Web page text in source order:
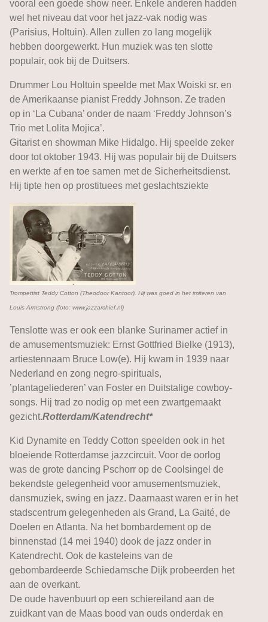
vooral een goede show neer. Enkele anderen hadden
wel het niveau dat voor het jazz-vak nodig was
(Parisius, Holtuin). Allen zullen zo lang mogelijk
hebben doorgewerkt. Hun muziek was ten slotte
populair, ook bij de Duitsers.
Drummer Lou Holtuin speelde met Max Woiski sr. en
de Amerikaanse pianist Freddy Johnson. Ze traden
op in ‘La Cubana’ onder de naam ‘Freddy Johnson’s
Trio met Lolita Mojica’.
Gitarist en showman Mike Hidalgo. Hij speelde zeker
door tot oktober 1943. Hij was populair bij de Duitsers
en werkte af en toe samen met de Sicherheitsdienst.
Hij tipte hen op prostituees met geslachtsziekte
Trompettist Teddy Cotton (Theodoor Kantoor). Hij was goed in het imiteren van
Louis Armstrong (foto: www.jazzarchief.nl)
Tenslotte was er ook een blanke Surinamer actief in
de amusementsmuziek: Ernst Gottfried Bielke (1913),
artiestennaam Bruce Low(e). Hij kwam in 1939 naar
Nederland en zong negro-spirituals,
’plantageliederen’ van Foster en Duitstalige cowboy-
songs. Hij trad zo nodig op met een zwartgemaakt
gezicht.Rotterdam/Katendrecht*
Kid Dynamite en Teddy Cotton speelden ook in het
bloeiende Rotterdamse jazzcircuit. Voor de oorlog
was de grote dancing Pschorr op de Coolsingel de
bekendste gelegenheid voor amusementsmuziek,
dansmuziek, swing en jazz. Daarnaast waren er in het
stadscentrum gelegenheden als Grand, La Gaité, de
Doelen en Atlanta. Na het bombardement op de
binnenstad (14 mei 1940) dook de jazz onder in
Katendrecht. Ook de kasteleins van de
gebombardeerde Schiedamsche Dijk probeerden het
aan de overkant.
De oude havenbuurt op een schiereiland aan de
zuidkant van de Maas bood van ouds onderdak en